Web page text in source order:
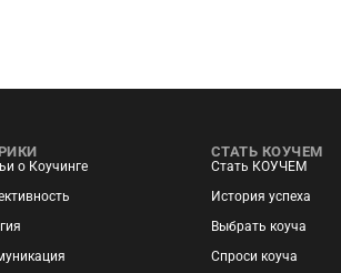
о Коучинге
СТАТЬ КОУЧЕМ
Стать КОУЧЕМ
История успеха
Выбрать коуча
Спроси коуча